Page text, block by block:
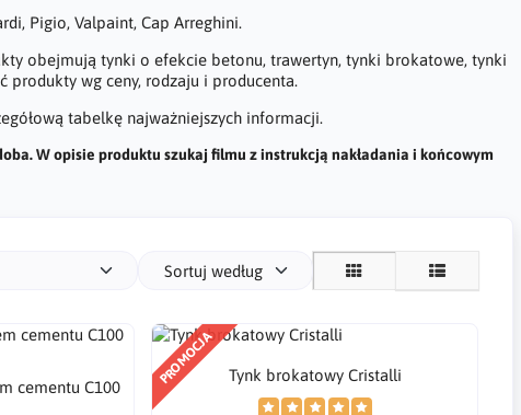
Pigio, Valpaint, Cap Arreghini.
obejmują tynki o efekcie betonu, trawertyn, tynki brokatowe, tynki
produkty wg ceny, rodzaju i producenta.
tabelkę najważniejszych informacji.
W opisie produktu szukaj filmu z instrukcją nakładania i końcowym
Sortuj według
cementu C100
PROMOCJA Tynk brokatowy Cristalli